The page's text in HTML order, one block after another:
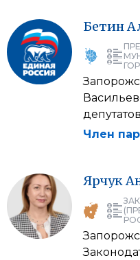
Бетин
депутатов
Член
Ярчук